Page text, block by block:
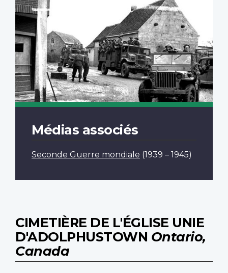
Médias associés
Seconde Guerre mondiale (1939 – 1945)
CIMETIÈRE DE L'ÉGLISE UNIE
D'ADOLPHUSTOWN Ontario,
Canada